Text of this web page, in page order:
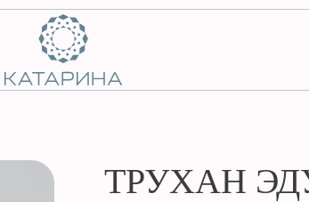
ТРУХАН